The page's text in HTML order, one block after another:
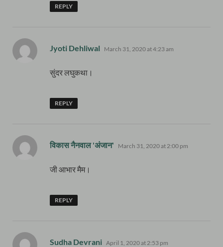
REPLY
Jyoti Dehliwal says:
March 31, 2020 at 4:23 am
सुंदर लघुकथा।
REPLY
विकास नैनवाल 'अंजान' says:
March 31, 2020 at 2:00 pm
जी आभार मैम।
REPLY
Sudha Devrani says:
April 1, 2020 at 2:53 pm